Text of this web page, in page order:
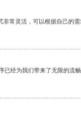
非常灵活，可以根据自己的
已经为我们带来了无限的流畅